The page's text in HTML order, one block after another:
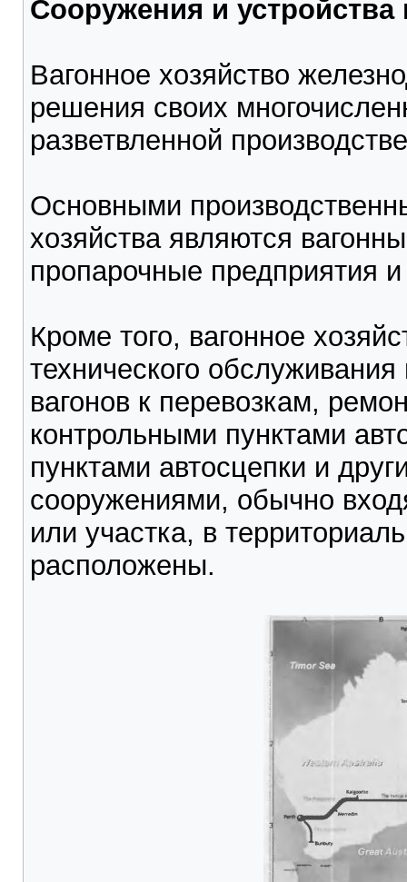
Сооружения и устройства
Вагонное хозяйство
решения своих
разветвленной
Основными
хозяйства являются
пропарочные предприятия и
Кроме того, вагонное
технического обслуживания
вагонов к перевозкам,
контрольными пунктами
пунктами автосцепки и
сооружениями, обычно
или участка, в
расположены.